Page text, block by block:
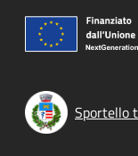
Sportello